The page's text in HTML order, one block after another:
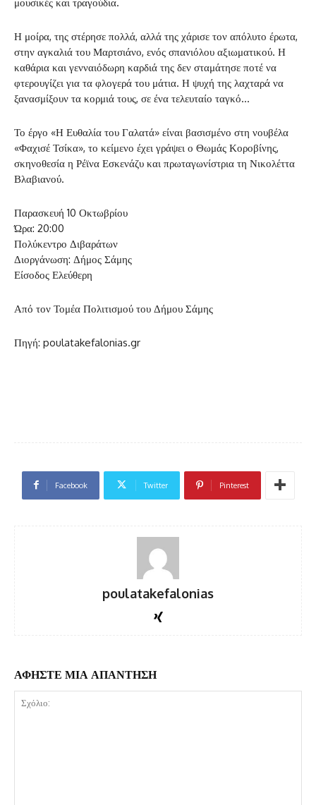
Η μοίρα, της στέρησε πολλά, αλλά της χάρισε τον απόλυτο έρωτα,
στην αγκαλιά του Μαρτσιάνο, ενός σπανιόλου αξιωματικού. Η
καθάρια και γενναιόδωρη καρδιά της δεν σταμάτησε ποτέ να
φτερουγίζει για τα φλογερά του μάτια. Η ψυχή της λαχταρά να
ξανασμίξουν τα κορμιά τους, σε ένα τελευταίο ταγκό…
Το έργο «Η Ευθαλία του Γαλατά» είναι βασισμένο στη νουβέλα
«Φαχισέ Τσίκα», το κείμενο έχει γράψει ο Θωμάς Κοροβίνης,
σκηνοθεσία η Ρέϊνα Εσκενάζυ και πρωταγωνίστρια τη Νικολέττα
Βλαβιανού.
Παρασκευή 10 Οκτωβρίου
Ώρα: 20:00
Πολύκεντρο Διβαράτων
Διοργάνωση: Δήμος Σάμης
Είσοδος Ελεύθερη
Από τον Τομέα Πολιτισμού του Δήμου Σάμης
Πηγή: poulatakefalonias.gr
Facebook Twitter Pinterest
poulatakefalonias
ΑΦΗΣΤΕ ΜΙΑ ΑΠΑΝΤΗΣΗ